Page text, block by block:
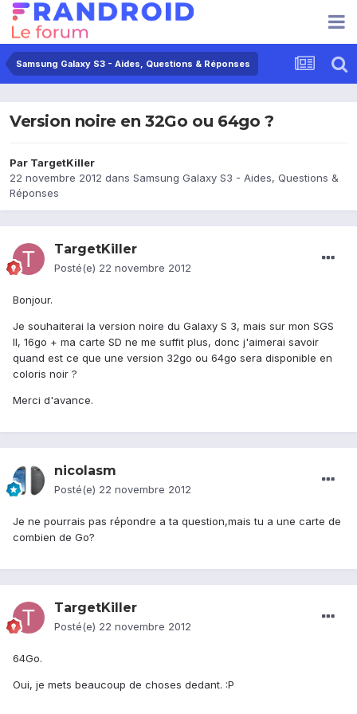
Samsung Galaxy S3 - Aides, Questions & Réponses
Version noire en 32Go ou 64go ?
Par TargetKiller
22 novembre 2012 dans Samsung Galaxy S3 - Aides, Questions &
Réponses
TargetKiller
Posté(e) 22 novembre 2012
Bonjour.
Je souhaiterai la version noire du Galaxy S 3, mais sur mon SGS
II, 16go + ma carte SD ne me suffit plus, donc j'aimerai savoir
quand est ce que une version 32go ou 64go sera disponible en
coloris noir ?
Merci d'avance.
nicolasm
Posté(e) 22 novembre 2012
Je ne pourrais pas répondre a ta question,mais tu a une carte de
combien de Go?
TargetKiller
Posté(e) 22 novembre 2012
64Go.
Oui, je mets beaucoup de choses dedant. :P